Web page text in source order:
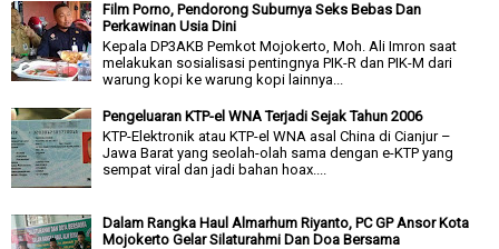
Film Porno, Pendorong Suburnya Seks Bebas Dan
Perkawinan Usia Dini
Kepala DP3AKB Pemkot Mojokerto, Moh. Ali Imron saat
melakukan sosialisasi pentingnya PIK-R dan PIK-M dari
warung kopi ke warung kopi lainnya...
Pengeluaran KTP-el WNA Terjadi Sejak Tahun 2006
KTP-Elektronik atau KTP-el WNA asal China di Cianjur –
Jawa Barat yang seolah-olah sama dengan e-KTP yang
sempat viral dan jadi bahan hoax....
Dalam Rangka Haul Almarhum Riyanto, PC GP Ansor Kota
Mojokerto Gelar Silaturahmi Dan Doa Bersama